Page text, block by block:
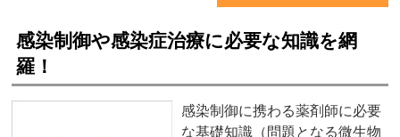
感染制御や感染症治療に必要な知識を網
羅！
感染制御に携わる薬剤師に必要
な基礎知識（問題となる微生物